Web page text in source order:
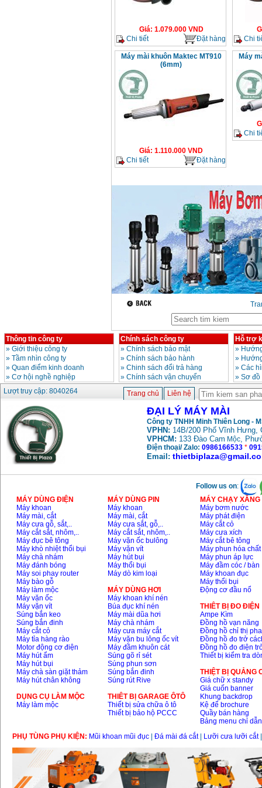
Giá: 1.079.000VND
Chi tiết
Đặt hàng
Chi
Máy mài khuôn Maktec MT910
(6mm)
Giá: 1.110.000 VND
Chi tiết
Đặt hàng
Máy
Chi
Thông tin công ty
» Giới thiệu công ty
» Tầm nhìn công ty
» Quan điểm kinh doanh
» Cơ hội nghề nghiệp
Chính sách công ty
» Chính sách bảo mật
» Chính sách bảo hành
» Chinh sách đổi trả hàng
» Chính sách vận chuyển
Hỗ trợ
»
»
» Các
» Sơ
Lượt truy cập: 8040264
Trang chủ Liên hệ
ĐẠI LÝ MÁY MÀI
Công ty TNHH Minh Thiên Long -
VPHN: 14B/200 Phố Vĩnh Hưng,
VPHCM: 133 Đào Cam Mộc,
Điện thoại/ Zalo: 0986166533 *
Email:
Follow us on:
MÁY DÙNG ĐIỆN
Máy khoan
Máy mài, cắt
Máy cưa gỗ, sắt,..
Máy cắt sắt, nhôm,..
Máy đục bê tông
Máy khò nhiệt thổi bụi
Máy chà nhám
Máy đánh bóng
Máy soi phay router
Máy bào gỗ
Máy làm mộc
Máy vặn ốc
Máy vặn vít
Súng bắn keo
Súng bắn đinh
Máy cắt cỏ
Máy tỉa hàng rào
Motor động cơ điện
Máy hút ẩm
Máy hút bụi
Máy chà sàn giặt thảm
Máy hút chân không
DỤNG CỤ LÀM MỘC
Máy làm mộc
MÁY DÙNG PIN
Máy khoan
Máy mài, cắt
Máy cưa sắt, gỗ,..
Máy cắt sắt, nhôm,..
Máy vặn ốc bulông
Máy vặn vít
Máy hút bụi
Máy thổi bụi
Máy dò kim loại
MÁY DÙNG HƠI
Máy khoan khí nén
Búa đục khí nén
Máy mài dũa hơi
Máy chà nhám
Máy cưa máy cắt
Máy vặn bu lông ốc vít
Máy đầm khuôn cát
Súng gõ rỉ sét
Súng phun sơn
Súng bắn đinh
Súng rút Rive
THIÊT BỊ GARAGE ÔTÔ
Thiết bị sửa chữa ô tô
Thiết bị bảo hộ PCCC
MÁY CHẠY
Máy bơm nước
Máy phát điện
Máy cắt cỏ
Máy cưa xích
Máy cắt bê tông
Máy phun hóa chất
Máy phun áp lực
Máy đầm cóc / bàn
Máy khoan đục
Máy thổi bụi
Động cơ đầu nổ
THIÊT BỊ ĐO ĐIỆN
Ampe Kìm
Đồng hồ vạn năng
Đồng hồ chỉ thị pha
Đồng hồ đo trở
Đồng hồ đo điện
Thiết bị kiểm tra
THIỆT BỊ QUẢNG
Giá chữ x standy
Giá cuốn banner
Khung backdrop
Kệ để brochure
Quầy bán hàng
Bảng menu chỉ dẫn
PHỤ TÙNG PHỤ KIỆN: Mũi khoan mũi đục Đá mài đá cắt| Lưỡi cưa lưỡi cắt